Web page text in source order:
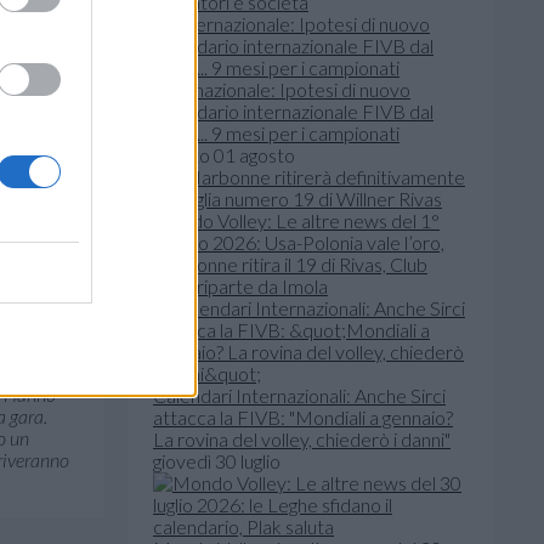
sono
fino
la
Hanno
un
Internazionale: Ipotesi di nuovo
calendario internazionale FIVB dal
2028... 9 mesi per i campionati
sabato 01 agosto
Mondo Volley: Le altre news del 1°
agosto 2026: Usa-Polonia vale l’oro,
Narbonne ritira il 19 di Rivas, Club
Italia riparte da Imola
Calendari Internazionali: Anche Sirci
attacca la FIVB: "Mondiali a gennaio?
La rovina del volley, chiederò i danni"
giovedì 30 luglio